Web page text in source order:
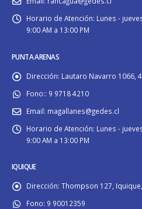
Horario de Atención: Lunes -
9:00 AM a 13:00 PM
PUNTA ARENAS
Dirección: Lautaro Navarro 1066,
Fono:: 9 9718 4210
Email: magallanes@gedes.cl
Horario de Atención: Lunes -
9:00 AM a 13:00 PM
IQUIQUE
Dirección: Thompson 127,
Fono: 9 90012359